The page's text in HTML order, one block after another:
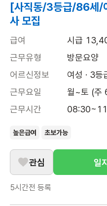
[사직동/3등급/86세/
사 모집
급여
시급
근무유형
방문요양
어르신정보
여성 · 3등
근무요일
월~토 (주
근무시간
높은급여 초보가능
관심 일
5시간전 등록